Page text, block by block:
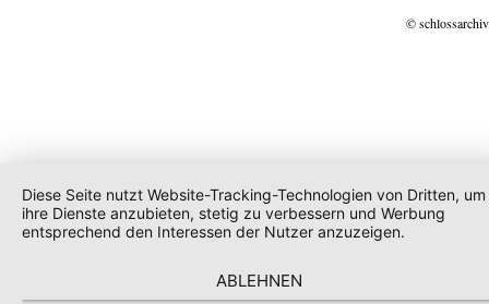
©
Diese Seite nutzt Website-Tracking-Technologien von Dritten, um
ihre Dienste anzubieten, stetig zu verbessern und Werbung
entsprechend den Interessen der Nutzer anzuzeigen.
ABLEHNEN